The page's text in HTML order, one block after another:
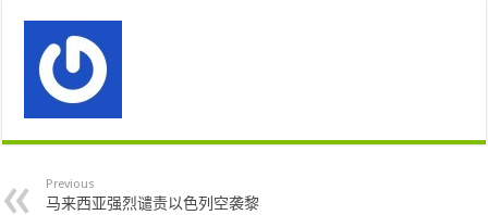
Previous
马来西亚强烈谴责以色列空袭黎